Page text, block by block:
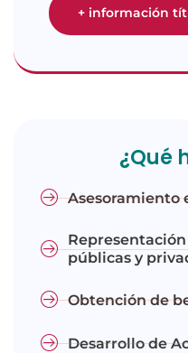
+ información
¿Qué
Asesoramiento
públicas y
Obtención de
Desarrollo de